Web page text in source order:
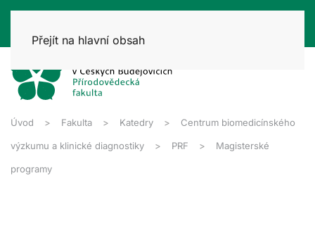
Přejít na hlavní obsah
Úvod Fakulta Katedry Centrum biomedicínského
výzkumu a klinické diagnostiky PRF Magisterské
programy